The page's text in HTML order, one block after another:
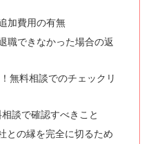
加費用の有無
職できなかった場合の返
無料相談でのチェックリ
談で確認すべきこと
との縁を完全に切るため